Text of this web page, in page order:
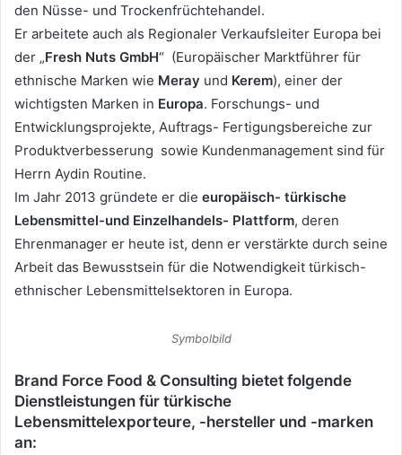
den Nüsse- und Trockenfrüchtehandel.
Er arbeitete auch als Regionaler Verkaufsleiter Europa bei
der „Fresh Nuts GmbH“ (Europäischer Marktführer für
ethnische Marken wie Meray und Kerem), einer der
wichtigsten Marken in Europa. Forschungs- und
Entwicklungsprojekte, Auftrags- Fertigungsbereiche zur
Produktverbesserung sowie Kundenmanagement sind für
Herrn Aydin Routine.
Im Jahr 2013 gründete er die europäisch- türkische
Lebensmittel-und Einzelhandels- Plattform, deren
Ehrenmanager er heute ist, denn er verstärkte durch seine
Arbeit das Bewusstsein für die Notwendigkeit türkisch-
ethnischer Lebensmittelsektoren in Europa.
Symbolbild
Brand Force Food & Consulting bietet folgende
Dienstleistungen für türkische
Lebensmittelexporteure, -hersteller und -marken
an: